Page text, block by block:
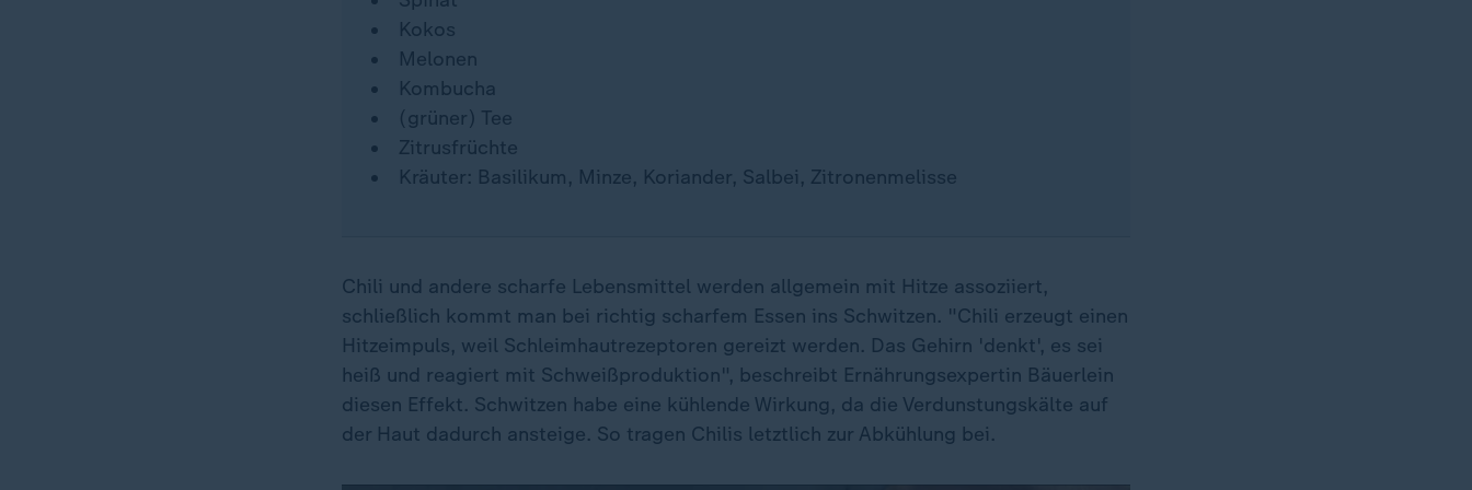
Kokos
Melonen
Kombucha
(grüner) Tee
Zitrusfrüchte
Kräuter: Basilikum, Minze, Koriander, Salbei, Zitronenmelisse
Chili und andere scharfe Lebensmittel werden allgemein mit Hitze assoziiert,
schließlich kommt man bei richtig scharfem Essen ins Schwitzen. "Chili erzeugt einen
Hitzeimpuls, weil Schleimhautrezeptoren gereizt werden. Das Gehirn 'denkt', es sei
heiß und reagiert mit Schweißproduktion", beschreibt Ernährungsexpertin Bäuerlein
diesen Effekt. Schwitzen habe eine kühlende Wirkung, da die Verdunstungskälte auf
der Haut dadurch ansteige. So tragen Chilis letztlich zur Abkühlung bei.